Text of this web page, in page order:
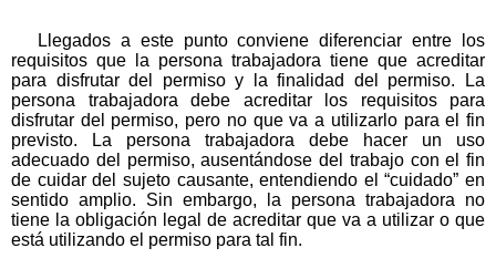
Llegados a este punto conviene diferenciar entre los
requisitos que la persona trabajadora tiene que acreditar
para disfrutar del permiso y la finalidad del permiso. La
persona trabajadora debe acreditar los requisitos para
disfrutar del permiso, pero no que va a utilizarlo para el fin
previsto. La persona trabajadora debe hacer un uso
adecuado del permiso, ausentándose del trabajo con el fin
de cuidar del sujeto causante, entendiendo el “cuidado” en
sentido amplio. Sin embargo, la persona trabajadora no
tiene la obligación legal de acreditar que va a utilizar o que
está utilizando el permiso para tal fin.